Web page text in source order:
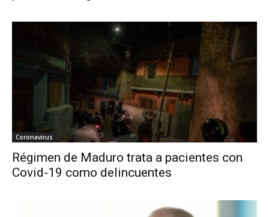
Coronavirus
Régimen de Maduro trata a pacientes con
Covid-19 como delincuentes